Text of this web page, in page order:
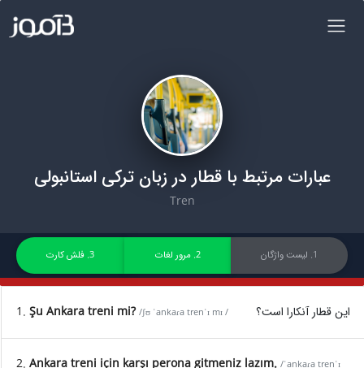
عبارات مرتبط با قطار در زبان ترکی استانبولی
Tren
3. فلش کارت 2. مرور لغات 1. لیست واژگان
1. Şu Ankara treni mi? /ʃʊ ˈankaɾa trenˈɪ mɪ / این قطار آنکارا است؟
2. Ankara treni için karşı perona gitmeniz lazım. /ˈankaɾa trenˈɪ